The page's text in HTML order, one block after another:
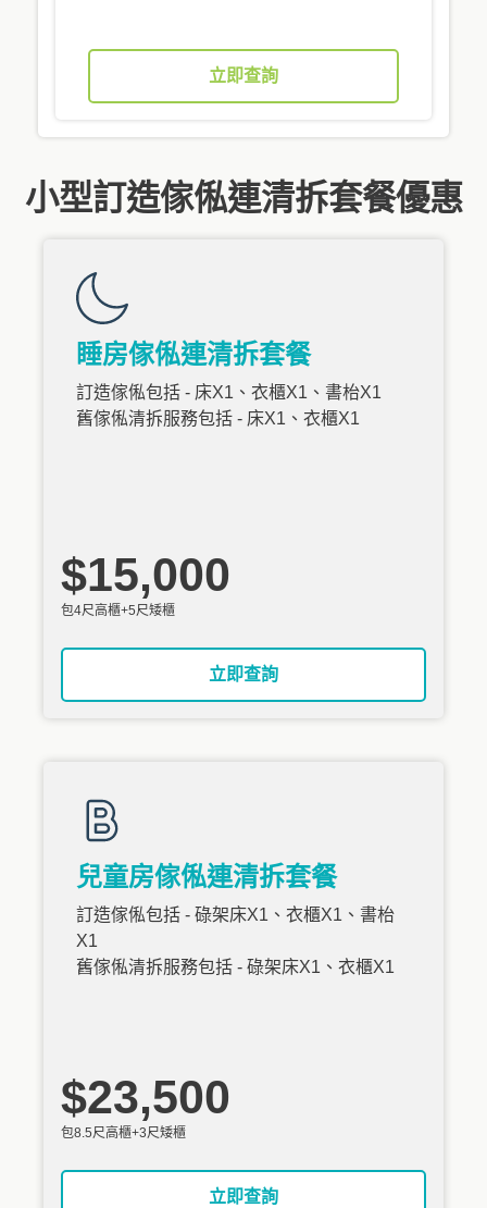
立即查詢
小型訂造傢俬連清拆套餐優惠
睡房傢俬連清拆套餐
訂造傢俬包括 - 床X1、衣櫃X1、書枱X1
舊傢俬清拆服務包括 - 床X1、衣櫃X1
$15,000
包4尺高櫃+5尺矮櫃
立即查詢
兒童房傢俬連清拆套餐
訂造傢俬包括 - 碌架床X1、衣櫃X1、書枱
X1
舊傢俬清拆服務包括 - 碌架床X1、衣櫃X1
$23,500
包8.5尺高櫃+3尺矮櫃
立即查詢